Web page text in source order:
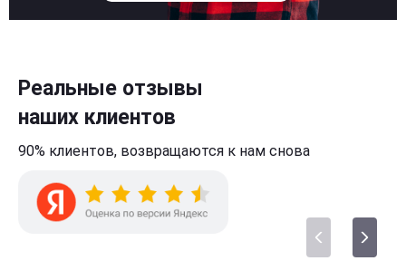
Реальные отзывы
наших клиентов
90% клиентов, возвращаются к нам снова